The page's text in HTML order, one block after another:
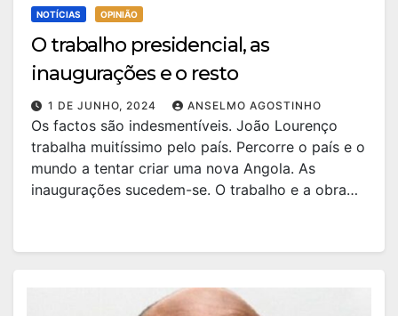
NOTÍCIAS OPINIÃO
O trabalho presidencial, as
inaugurações e o resto
1 DE JUNHO, 2024 ANSELMO AGOSTINHO
Os factos são indesmentíveis. João Lourenço
trabalha muitíssimo pelo país. Percorre o país e o
mundo a tentar criar uma nova Angola. As
inaugurações sucedem-se. O trabalho e a obra…